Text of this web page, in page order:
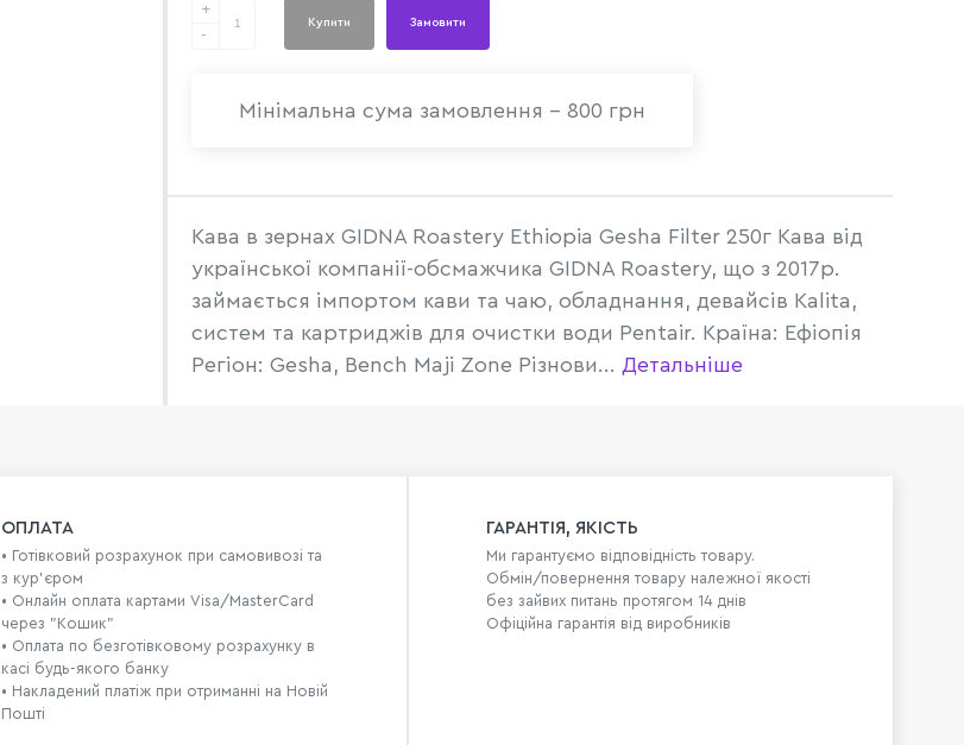
+
-
Купити Замовити
Мінімальна сума замовлення - 800 грн
Кава в зернах GIDNA Roastery Ethiopia Gesha Filter 250г Кава від
української компанії-обсмажчика GIDNA Roastery, що з 2017р.
займається імпортом кави та чаю, обладнання, девайсів Kalita,
систем та картриджів для очистки води Pentair. Країна: Ефіопія
Регіон: Gesha, Bench Maji Zone Різнови... Детальніше
ОПЛАТА
• Готівковий розрахунок при самовивозі та
з кур’єром
• Онлайн оплата картами Visa/MasterCard
через "Кошик"
• Оплата по безготівковому розрахунку в
касі будь-якого банку
• Накладений платіж при отриманні на Новій
Пошті
ГАРАНТІЯ, ЯКІСТЬ
Ми гарантуємо відповідність товару.
Обмін/повернення товару належної якості
без зайвих питань протягом 14 днів
Офіційна гарантія від виробників